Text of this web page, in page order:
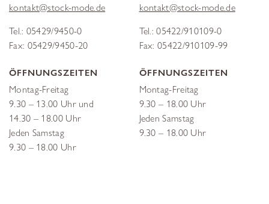
kontakt@stock-mode.de
Tel.: 05429/9450-0
Fax: 05429/9450-20
ÖFFNUNGSZEITEN
Montag-Freitag
9.30 – 13.00 Uhr und
14.30 – 18.00 Uhr
Jeden Samstag
9.30 – 18.00 Uhr
kontakt@stock-mode.de
Tel.: 05422/910109-0
Fax: 05422/910109-99
ÖFFNUNGSZEITEN
Montag-Freitag
9.30 – 18.00 Uhr
Jeden Samstag
9.30 – 18.00 Uhr